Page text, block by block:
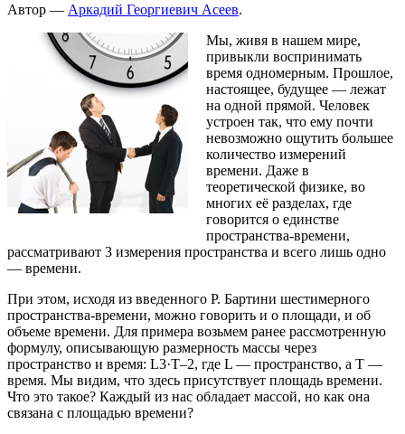
Автор — Аркадий Георгиевич Асеев.
Мы, живя в нашем мире,
привыкли воспринимать
время одномерным. Прошлое,
настоящее, будущее — лежат
на одной прямой. Человек
устроен так, что ему почти
невозможно ощутить большее
количество измерений
времени. Даже в
теоретической физике, во
многих её разделах, где
говорится о единстве
пространства-времени,
рассматривают 3 измерения пространства и всего лишь одно
— времени.
При этом, исходя из введенного Р. Бартини шестимерного
пространства-времени, можно говорить и о площади, и об
объеме времени. Для примера возьмем ранее рассмотренную
формулу, описывающую размерность массы через
пространство и время: L3·Т–2, где L — пространство, а T —
время. Мы видим, что здесь присутствует площадь времени.
Что это такое? Каждый из нас обладает массой, но как она
связана с площадью времени?